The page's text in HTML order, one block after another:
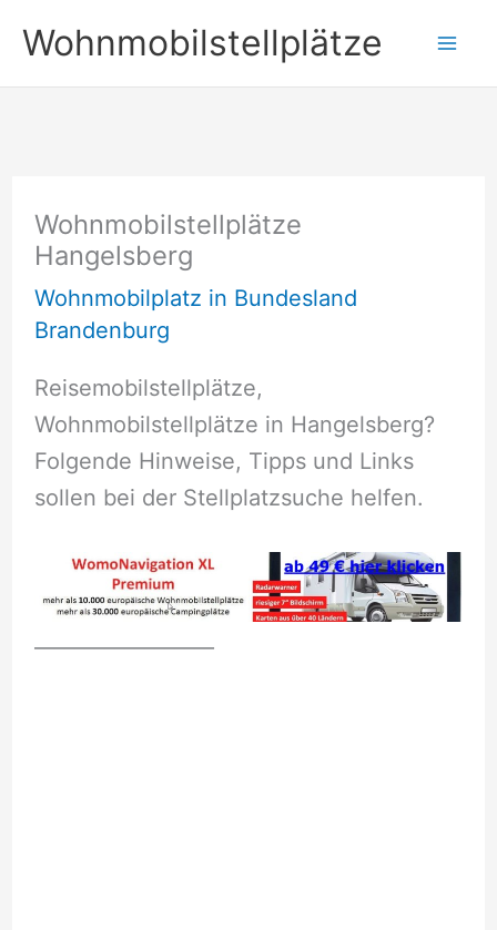
Inhalt
springen
Wohnmobilstellplätze
Wohnmobilstellplätze
Hangelsberg
Wohnmobilplatz in Bundesland
Brandenburg
Reisemobilstellplätze,
Wohnmobilstellplätze in Hangelsberg?
Folgende Hinweise, Tipps und Links
sollen bei der Stellplatzsuche helfen.